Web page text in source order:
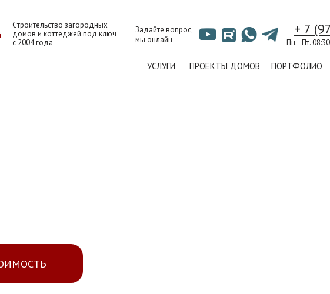
Cтроительство загородных
домов и коттеджей под ключ
с 2004 года
Задайте вопрос,
мы онлайн
+ 7
Пн. - Пт.
УСЛУГИ ПРОЕКТЫ ДОМОВ ПОРТФОЛИО
Необходимо обустройство дорожек